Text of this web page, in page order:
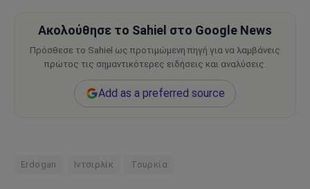
Ακολούθησε το Sahiel στο Google News
Πρόσθεσε το Sahiel ως προτιμώμενη πηγή για να λαμβάνεις
πρώτος τις σημαντικότερες ειδήσεις και αναλύσεις.
Add as a preferred source
Erdogan Ιντσιρλίκ Τουρκία